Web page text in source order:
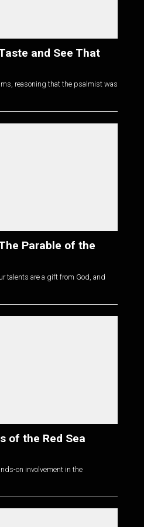
and See That
reasoning that the psalmist was
Parable of the
talents are a gift from God, and
of the Red Sea
on involvement in the